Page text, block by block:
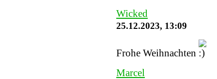
Wicked
25.12.2023, 13:09
Frohe Weihnachten
Marcel